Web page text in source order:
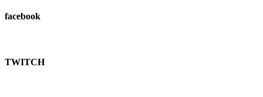
facebook
TWITCH​